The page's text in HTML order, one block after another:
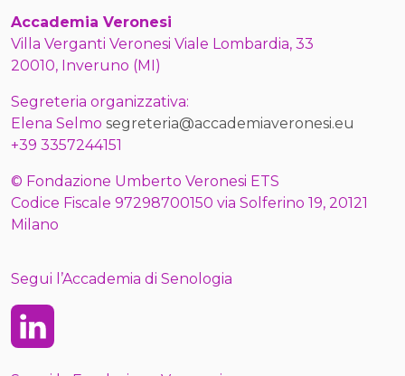
Accademia Veronesi
Villa Verganti Veronesi Viale Lombardia, 33
20010, Inveruno (MI)
Segreteria organizzativa:
Elena Selmo segreteria@accademiaveronesi.eu
+39 3357244151
© Fondazione Umberto Veronesi ETS
Codice Fiscale 97298700150 via Solferino 19, 20121
Milano
Segui l’Accademia di Senologia
Linkedin